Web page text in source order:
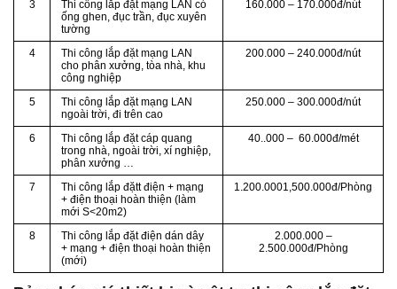
3
Thi công lắp đặt mạng LAN có
ống ghen, đục trần, đục xuyên
tường
160.000 – 170.000đ/nút
4
Thi công lắp đặt mạng LAN
cho phân xưởng, tòa nhà, khu
công nghiệp
200.000 – 240.000đ/nút
5
Thi công lắp đặt mạng LAN
ngoài trời, đi trên cao
250.000 – 300.000đ/nút
6
Thi công lắp đặt cáp quang
trong nhà, ngoài trời, xí nghiệp,
phân xưởng …
40..000 – 60.000đ/mét
7
Thi công lắp đặtt điện + mạng
+ điện thoại hoàn thiện (làm
mới S<20m2)
1.200.0001,500.000đ/Phòng
8
Thi công lắp đặt điện dán dây
+ mạng + điện thoại hoàn thiện
(mới)
2.000.000 –
2.500.000đ/Phòng